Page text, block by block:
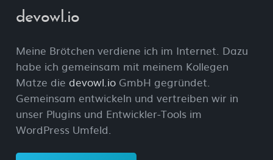
devowl.io
Meine Brötchen verdiene ich im Internet. Dazu
habe ich gemeinsam mit meinem Kollegen
Matze die devowl.ioGmbH gegründet.
Gemeinsam entwickeln und vertreiben wir in
unser Plugins und Entwickler-Tools im
WordPress Umfeld.